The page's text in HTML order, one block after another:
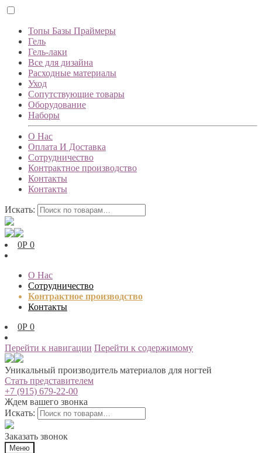
Топы Базы Праймеры
Гель
Гель-лаки
Все для дизайна
Расходные материалы
Уход
Сопутствующие товары
Оборудование
Наборы
О Нас
Оплата И Доставка
Сотрудничество
Контрактное производство
Контакты
Контакты
Искать:
0Р 0
О Нас
Сотрудничество
Контрактное производство
Контакты
0Р 0
Перейти к навигации Перейти к содержимому
Уникальный производитель материалов для ногтей
Стать представителем
+7 (915) 679-22-00
Ждем вашего звонка
Искать:
Заказать звонок
Меню